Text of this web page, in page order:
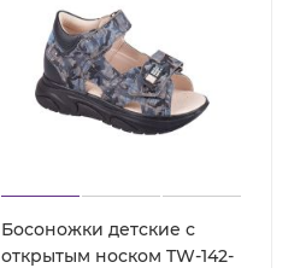
Босоножки детские с
открытым носком TW-142-